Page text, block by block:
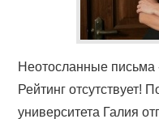
Неотосланные
Рейтинг отсутствует!
университета Галия